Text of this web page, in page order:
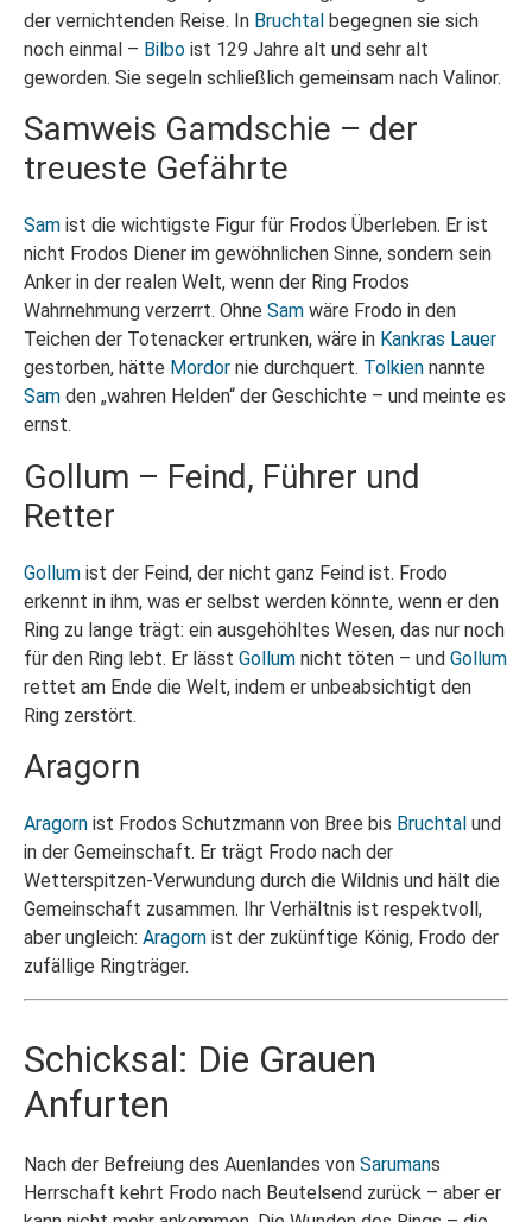
der vernichtenden Reise. In Bruchtal begegnen sie sich
noch einmal – Bilbo ist 129 Jahre alt und sehr alt
geworden. Sie segeln schließlich gemeinsam nach Valinor.
Samweis Gamdschie – der
treueste Gefährte
Sam ist die wichtigste Figur für Frodos Überleben. Er ist
nicht Frodos Diener im gewöhnlichen Sinne, sondern sein
Anker in der realen Welt, wenn der Ring Frodos
Wahrnehmung verzerrt. Ohne Sam wäre Frodo in den
Teichen der Totenacker ertrunken, wäre in Kankras Lauer
gestorben, hätte Mordor nie durchquert. Tolkien nannte
Sam den „wahren Helden“ der Geschichte – und meinte es
ernst.
Gollum – Feind, Führer und
Retter
Gollum ist der Feind, der nicht ganz Feind ist. Frodo
erkennt in ihm, was er selbst werden könnte, wenn er den
Ring zu lange trägt: ein ausgehöhltes Wesen, das nur noch
für den Ring lebt. Er lässt Gollum nicht töten – und Gollum
rettet am Ende die Welt, indem er unbeabsichtigt den
Ring zerstört.
Aragorn
Aragorn ist Frodos Schutzmann von Bree bis Bruchtal und
in der Gemeinschaft. Er trägt Frodo nach der
Wetterspitzen-Verwundung durch die Wildnis und hält die
Gemeinschaft zusammen. Ihr Verhältnis ist respektvoll,
aber ungleich: Aragorn ist der zukünftige König, Frodo der
zufällige Ringträger.
Schicksal: Die Grauen
Anfurten
Nach der Befreiung des Auenlandes von Sarumans
Herrschaft kehrt Frodo nach Beutelsend zurück – aber er